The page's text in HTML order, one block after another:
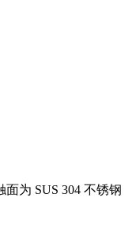
为 SUS 304 不锈钢